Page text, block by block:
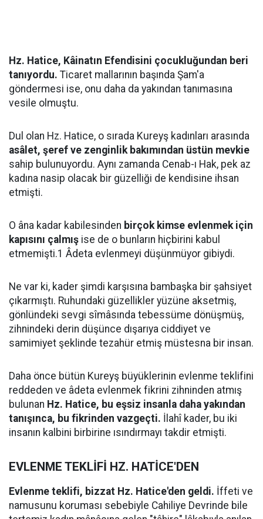
Hz. Hatice, Kâinatın Efendisini çocukluğundan beri
tanıyordu. Ticaret mallarının başında Şam'a
göndermesi ise, onu daha da yakından tanımasına
vesile olmuştu.
Dul olan Hz. Hatice, o sırada Kureyş kadınları arasında
asâlet, şeref ve zenginlik bakımından üstün mevkie
sahip bulunuyordu. Aynı zamanda Cenab-ı Hak, pek az
kadına nasip olacak bir güzelliği de kendisine ihsan
etmişti.
O âna kadar kabilesinden birçok kimse evlenmek için
kapısını çalmış ise de o bunların hiçbirini kabul
etmemişti.1 Âdeta evlenmeyi düşünmüyor gibiydi.
Ne var ki, kader şimdi karşısına bambaşka bir şahsiyet
çıkarmıştı. Ruhundaki güzellikler yüzüne aksetmiş,
gönlündeki sevgi sîmâsında tebessüme dönüşmüş,
zihnindeki derin düşünce dışarıya ciddiyet ve
samimiyet şeklinde tezahür etmiş müstesna bir insan.
Daha önce bütün Kureyş büyüklerinin evlenme teklifini
reddeden ve âdeta evlenmek fikrini zihninden atmış
bulunan Hz. Hatice, bu eşsiz insanla daha yakından
tanışınca, bu fikrinden vazgeçti. İlahî kader, bu iki
insanın kalbini birbirine ısındırmayı takdir etmişti.
EVLENME TEKLİFİ HZ. HATİCE'DEN
Evlenme teklifi, bizzat Hz. Hatice'den geldi. İffeti ve
namusunu koruması sebebiyle Cahiliye Devrinde bile